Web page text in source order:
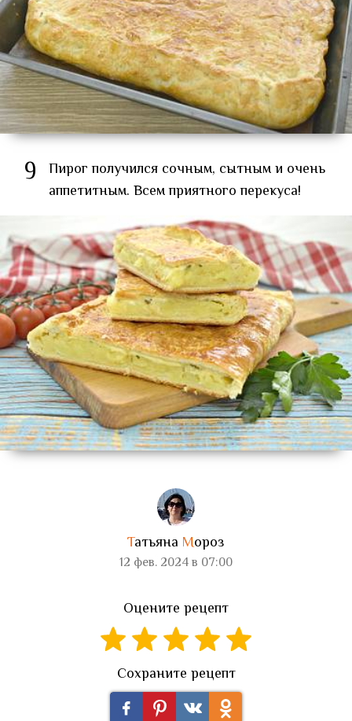
9
Пирог получился сочным, сытным и очень
аппетитным. Всем приятного перекуса!
Татьяна Мороз
12 фев. 2024 в 07:00
Оцените рецепт
Сохраните рецепт